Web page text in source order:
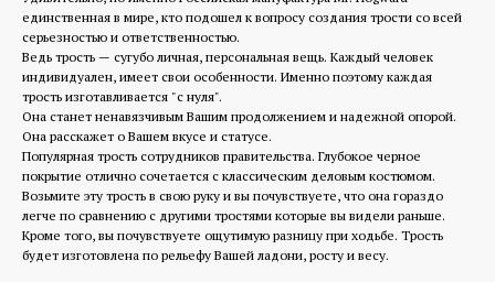
единственная в мире, кто подошел к вопросу создания трости со всей
серьезностью и ответственностью.
Ведь трость — сугубо личная, персональная вещь. Каждый человек
индивидуален, имеет свои особенности. Именно поэтому каждая
трость изготавливается "с нуля".
Она станет ненавязчивым Вашим продолжением и надежной опорой.
Она расскажет о Вашем вкусе и статусе.
Популярная трость сотрудников правительства. Глубокое черное
покрытие отлично сочетается с классическим деловым костюмом.
Возьмите эту трость в свою руку и вы почувствуете, что она гораздо
легче по сравнению с другими тростями которые вы видели раньше.
Кроме того, вы почувствуете ощутимую разницу при ходьбе. Трость
будет изготовлена по рельефу Вашей ладони, росту и весу.